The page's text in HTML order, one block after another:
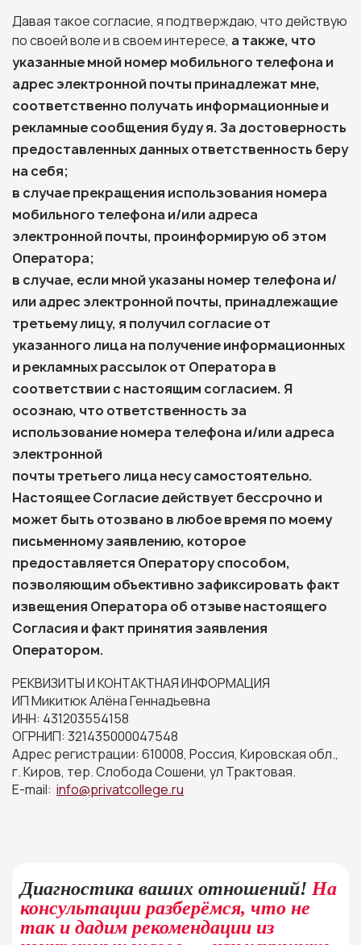
Давая такое согласие, я подтверждаю, что действую
по своей воле и в своем интересе, а также, что
указанные мной номер мобильного телефона и
адрес электронной почты принадлежат мне,
соответственно получать информационные и
рекламные сообщения буду я. За достоверность
предоставленных данных ответственность беру
на себя;
в случае прекращения использования номера
мобильного телефона и/или адреса
электронной почты, проинформирую об этом
Оператора;
в случае, если мной указаны номер телефона и/
или адрес электронной почты, принадлежащие
третьему лицу, я получил согласие от
указанного лица на получение информационных
и рекламных рассылок от Оператора в
соответствии с настоящим согласием. Я
осознаю, что ответственность за
использование номера телефона и/или адреса
электронной
почты третьего лица несу самостоятельно.
Настоящее Согласие действует бессрочно и
может быть отозвано в любое время по моему
письменному заявлению, которое
предоставляется Оператору способом,
позволяющим объективно зафиксировать факт
извещения Оператора об отзыве настоящего
Согласия и факт принятия заявления
Оператором.
РЕКВИЗИТЫ И КОНТАКТНАЯ ИНФОРМАЦИЯ
ИП Микитюк Алёна Геннадьевна
ИНН: 431203554158
ОГРНИП: 321435000047548
Адрес регистрации: 610008, Россия, Кировская обл.,
г. Киров, тер. Слобода Сошени, ул Трактовая.
E-mail: info@privatcollege.ru
Диагностика ваших отношений! На
консультации разберёмся, что не
так и дадим рекомендации из